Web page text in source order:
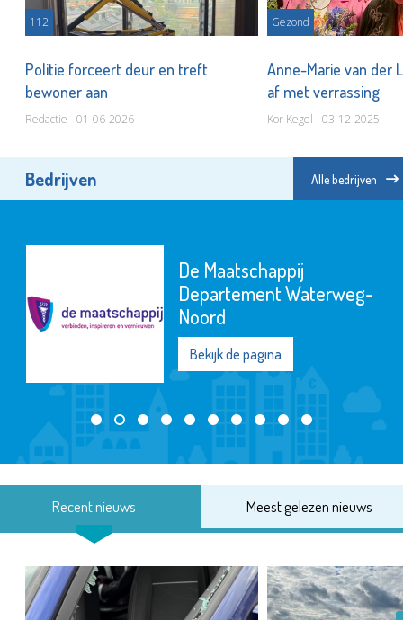
112
Politie forceert deur en treft
bewoner aan
Redactie - 01-06-2026
Gezond
Anne-Marie van der
af met verrassing
Kor Kegel - 03-12-2025
Bedrijven Alle bedrijven
De Maatschappij
Departement Waterweg-
Noord
Bekijk de pagina
Recent nieuws Meest gelezen nieuws